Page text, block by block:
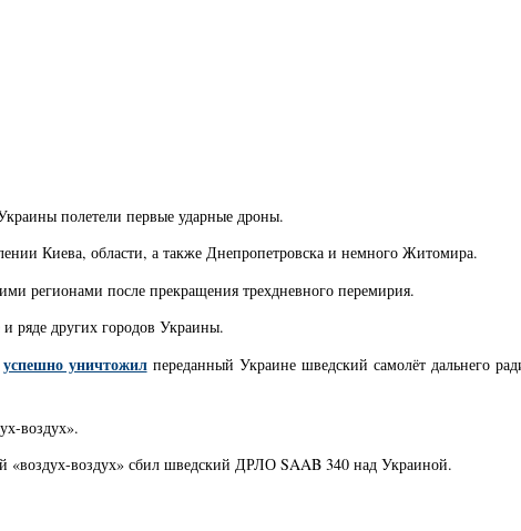
полетели первые ударные дроны.
Киева, области, а также Днепропетровска и немного Житомира.
регионами после прекращения трехдневного перемирия.
ряде других городов Украины.
успешно уничтожилпереданный Украине шведский самолёт дальнего
воздух».
«воздух-воздух» сбил шведский ДРЛО SAAB 340 над Украиной.